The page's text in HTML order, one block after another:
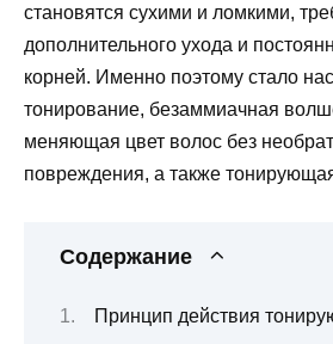
становятся сухими и ломкими,
дополнительного ухода и
корней. Именно поэтому стало
тонирование, безаммиачная
меняющая цвет волос без
повреждения, а также
Содержание
Принцип действия